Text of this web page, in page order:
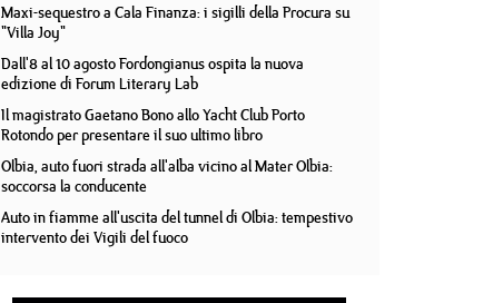
Maxi-sequestro a Cala Finanza: i sigilli della Procura su
"Villa Joy"
Dall'8 al 10 agosto Fordongianus ospita la nuova
edizione di Forum Literary Lab
Il magistrato Gaetano Bono allo Yacht Club Porto
Rotondo per presentare il suo ultimo libro
Olbia, auto fuori strada all'alba vicino al Mater Olbia:
soccorsa la conducente
Auto in fiamme all'uscita del tunnel di Olbia: tempestivo
intervento dei Vigili del fuoco